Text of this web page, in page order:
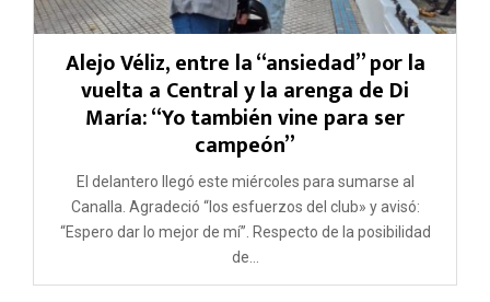
Alejo Véliz, entre la “ansiedad” por la
vuelta a Central y la arenga de Di
María: “Yo también vine para ser
campeón”
El delantero llegó este miércoles para sumarse al
Canalla. Agradeció “los esfuerzos del club» y avisó:
“Espero dar lo mejor de mí”. Respecto de la posibilidad
de...